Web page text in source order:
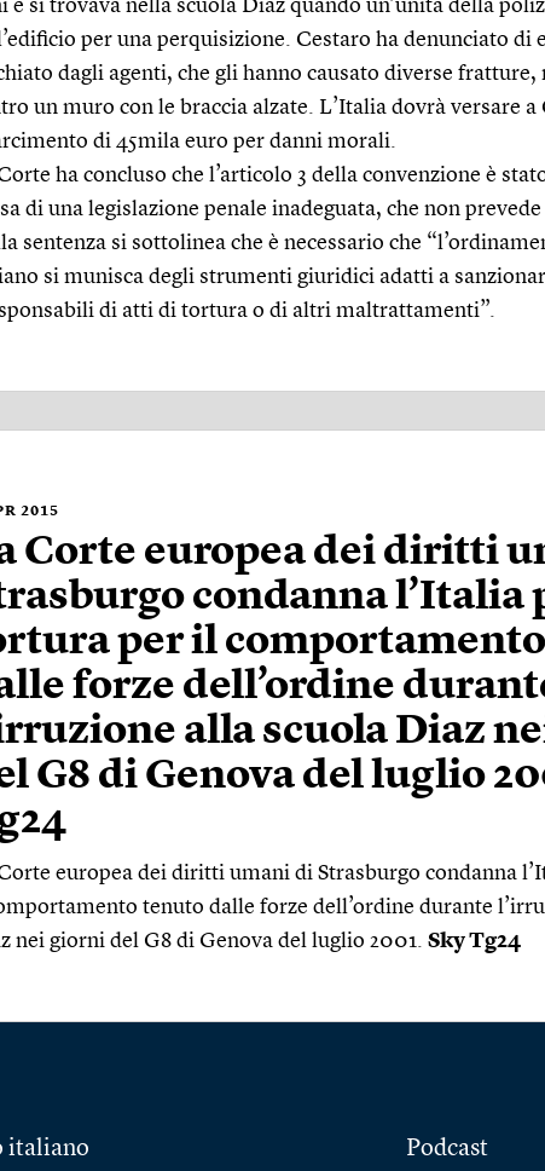
e si trovava nella scuola Diaz quando un’unità della
per una perquisizione. Cestaro ha denunciato di
dagli agenti, che gli hanno causato diverse fratture,
un muro con le braccia alzate. L’Italia dovrà versare a
di 45mila euro per danni morali.
ha concluso che l’articolo 3 della convenzione è
di una legislazione penale inadeguata, che non
sentenza si sottolinea che è necessario che
si munisca degli strumenti giuridici adatti a
di atti di tortura o di altri maltrattamenti”.
2015
Corte europea dei diritti
condanna l’Italia
per il
forze dell’ordine
alla scuola Diaz
G8 di Genova del luglio
europea dei diritti umani di Strasburgo condanna
tenuto dalle forze dell’ordine durante
nei giorni del G8 di Genova del luglio 2001. Sky Tg24
italiano Podcast